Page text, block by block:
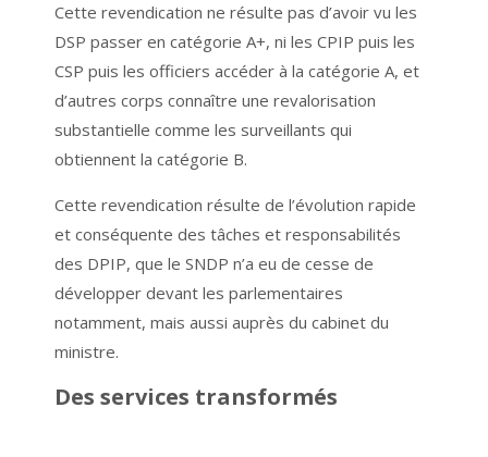
Cette revendication ne résulte pas d’avoir vu les
DSP passer en catégorie A+, ni les CPIP puis les
CSP puis les officiers accéder à la catégorie A, et
d’autres corps connaître une revalorisation
substantielle comme les surveillants qui
obtiennent la catégorie B.
Cette revendication résulte de l’évolution rapide
et conséquente des tâches et responsabilités
des DPIP, que le SNDP n’a eu de cesse de
développer devant les parlementaires
notamment, mais aussi auprès du cabinet du
ministre.
Des services transformés